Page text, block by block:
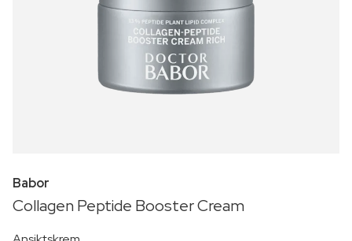
Babor
Collagen Peptide Booster Cream